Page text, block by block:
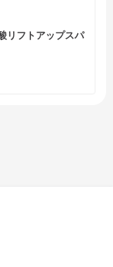
リフトアップスパ